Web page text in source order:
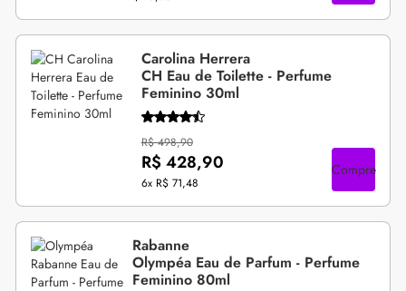
Carolina Herrera
CH Eau de Toilette - Perfume
Feminino 30ml
R$ 498,90
R$ 428,90
6x R$ 71,48
Compre
Rabanne
Olympéa Eau de Parfum - Perfume
Feminino 80ml